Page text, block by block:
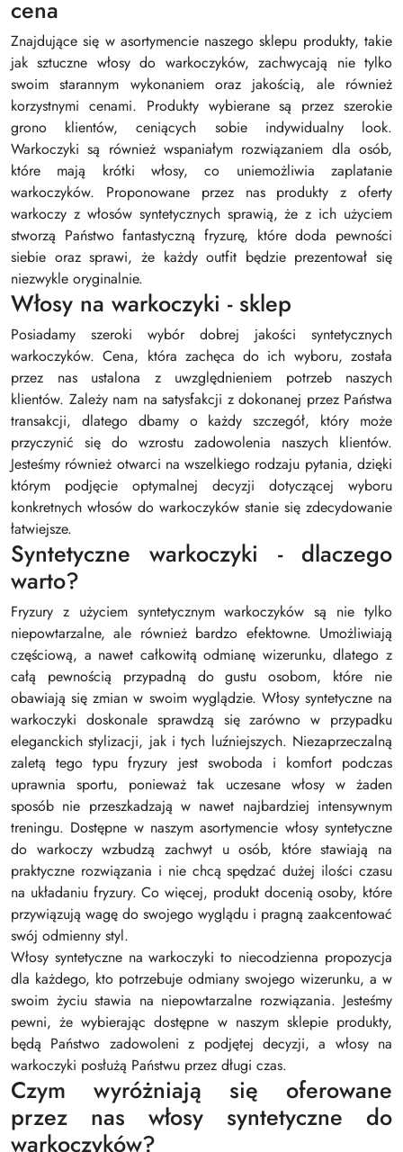
cena
Znajdujące się w asortymencie naszego sklepu produkty, takie
jak sztuczne włosy do warkoczyków, zachwycają nie tylko
swoim starannym wykonaniem oraz jakością, ale również
korzystnymi cenami. Produkty wybierane są przez szerokie
grono klientów, ceniących sobie indywidualny look.
Warkoczyki są również wspaniałym rozwiązaniem dla osób,
które mają krótki włosy, co uniemożliwia zaplatanie
warkoczyków. Proponowane przez nas produkty z oferty
warkoczy z włosów syntetycznych sprawią, że z ich użyciem
stworzą Państwo fantastyczną fryzurę, które doda pewności
siebie oraz sprawi, że każdy outfit będzie prezentował się
niezwykle oryginalnie.
Włosy na warkoczyki - sklep
Posiadamy szeroki wybór dobrej jakości syntetycznych
warkoczyków. Cena, która zachęca do ich wyboru, została
przez nas ustalona z uwzględnieniem potrzeb naszych
klientów. Zależy nam na satysfakcji z dokonanej przez Państwa
transakcji, dlatego dbamy o każdy szczegół, który może
przyczynić się do wzrostu zadowolenia naszych klientów.
Jesteśmy również otwarci na wszelkiego rodzaju pytania, dzięki
którym podjęcie optymalnej decyzji dotyczącej wyboru
konkretnych włosów do warkoczyków stanie się zdecydowanie
łatwiejsze.
Syntetyczne warkoczyki - dlaczego
warto?
Fryzury z użyciem syntetycznym warkoczyków są nie tylko
niepowtarzalne, ale również bardzo efektowne. Umożliwiają
częściową, a nawet całkowitą odmianę wizerunku, dlatego z
całą pewnością przypadną do gustu osobom, które nie
obawiają się zmian w swoim wyglądzie. Włosy syntetyczne na
warkoczyki doskonale sprawdzą się zarówno w przypadku
eleganckich stylizacji, jak i tych luźniejszych. Niezaprzeczalną
zaletą tego typu fryzury jest swoboda i komfort podczas
uprawnia sportu, ponieważ tak uczesane włosy w żaden
sposób nie przeszkadzają w nawet najbardziej intensywnym
treningu. Dostępne w naszym asortymencie włosy syntetyczne
do warkoczy wzbudzą zachwyt u osób, które stawiają na
praktyczne rozwiązania i nie chcą spędzać dużej ilości czasu
na układaniu fryzury. Co więcej, produkt docenią osoby, które
przywiązują wagę do swojego wyglądu i pragną zaakcentować
swój odmienny styl.
Włosy syntetyczne na warkoczyki to niecodzienna propozycja
dla każdego, kto potrzebuje odmiany swojego wizerunku, a w
swoim życiu stawia na niepowtarzalne rozwiązania. Jesteśmy
pewni, że wybierając dostępne w naszym sklepie produkty,
będą Państwo zadowoleni z podjętej decyzji, a włosy na
warkoczyki posłużą Państwu przez długi czas.
Czym wyróżniają się oferowane
przez nas włosy syntetyczne do
warkoczyków?